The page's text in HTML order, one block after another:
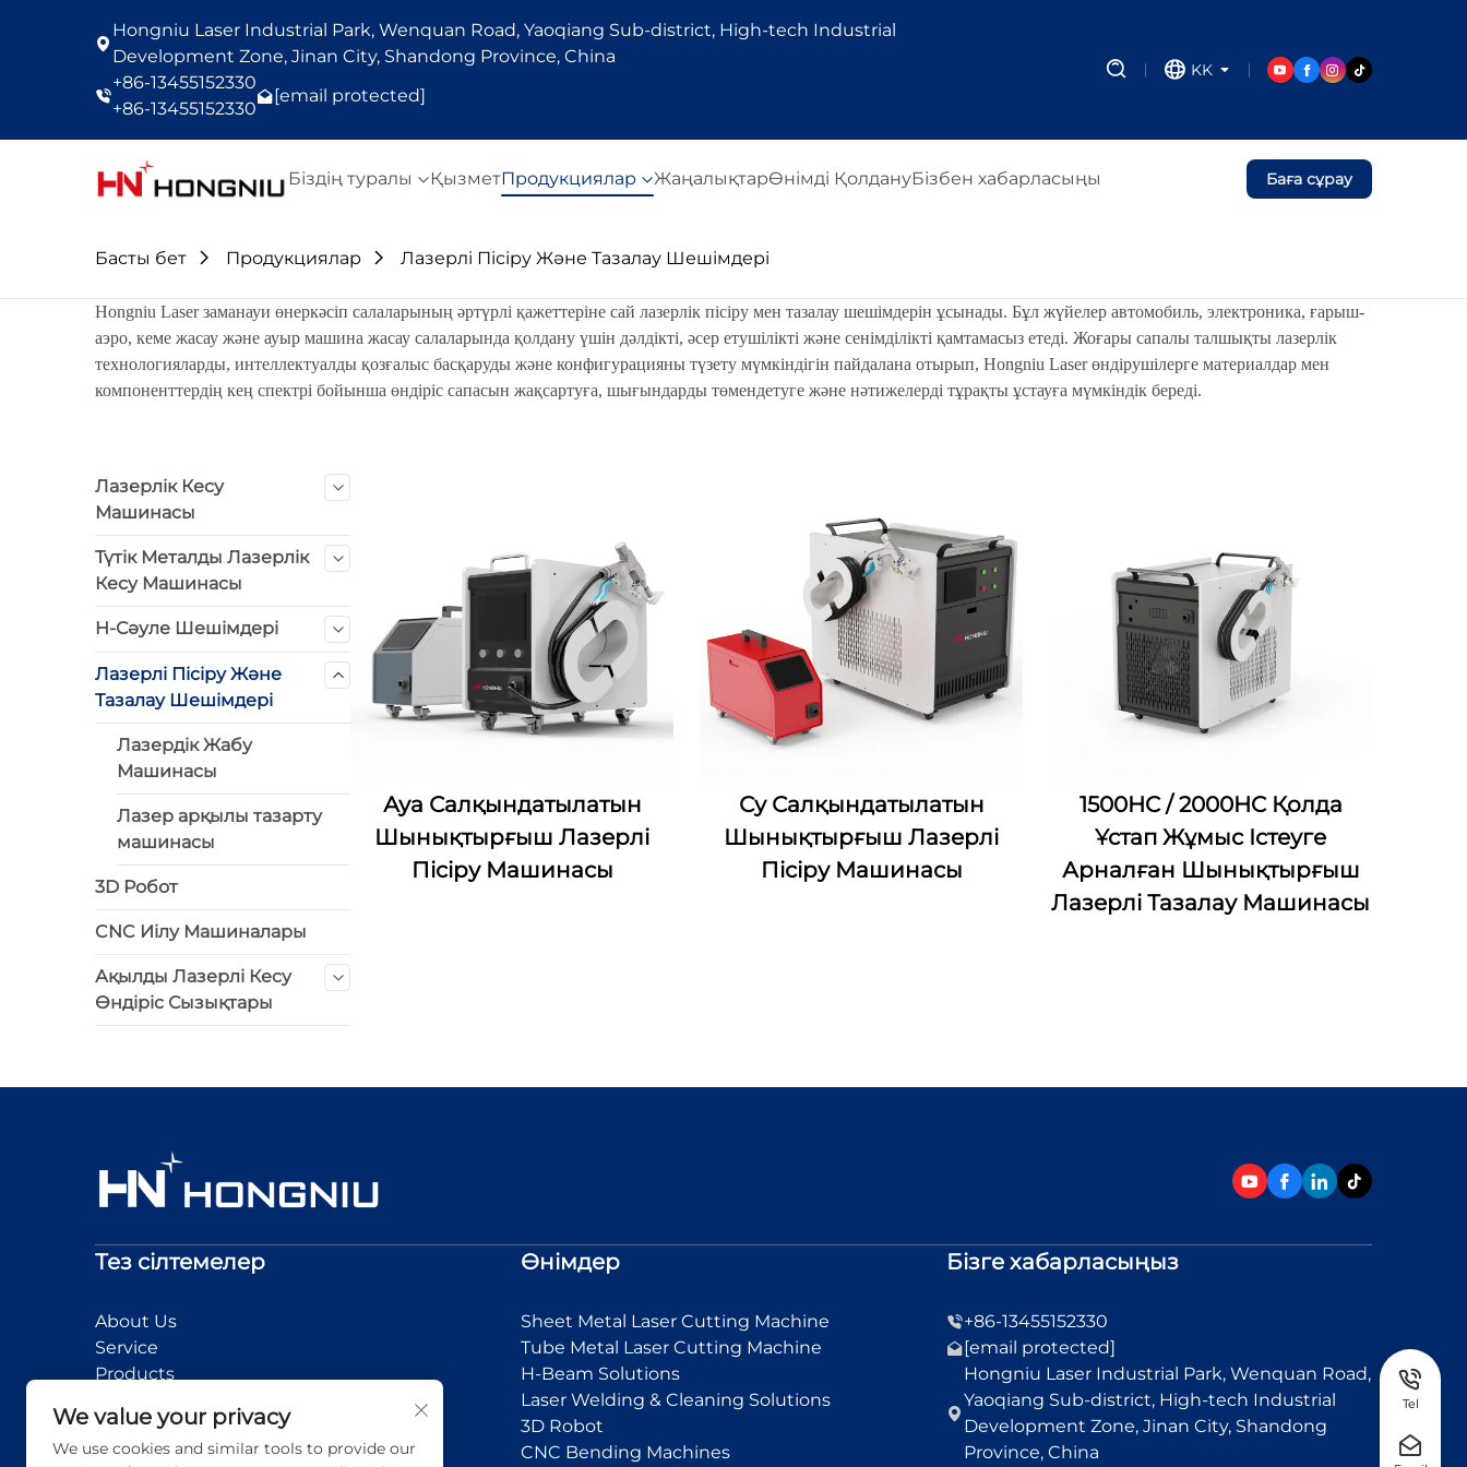
Hongniu Laser Industrial Park, Wenquan Road, Yaoqiang Sub-district, High-tech Industrial
Development Zone, Jinan City, Shandong Province, China
+86-13455152330
+86-13455152330
[email protected]
KK
Біздің туралы ҚызметПродукциялар ЖаңалықтарӨнімді ҚолдануБізбен хабарласыңы Баға сұрау
Басты бет Продукциялар Лазерлі Пісіру Және Тазалау Шешімдері
Hongniu Laser заманауи өнеркәсіп салаларының әртүрлі қажеттеріне сай лазерлік пісіру мен тазалау шешімдерін ұсынады. Бұл жүйелер автомобиль, электроника, ғарыш-
аэро, кеме жасау және ауыр машина жасау салаларында қолдану үшін дәлдікті, әсер етушілікті және сенімділікті қамтамасыз етеді. Жоғары сапалы талшықты лазерлік
технологияларды, интеллектуалды қозғалыс басқаруды және конфигурацияны түзету мүмкіндігін пайдалана отырып, Hongniu Laser өндірушілерге материалдар мен
компоненттердің кең спектрі бойынша өндіріс сапасын жақсартуға, шығындарды төмендетуге және нәтижелерді тұрақты ұстауға мүмкіндік береді.
Лазерлік Кесу
Машинасы
Түтік Металды Лазерлік
Кесу Машинасы
H-Сәуле Шешімдері
Лазерлі Пісіру Және
Тазалау Шешімдері
Лазердік Жабу
Машинасы
Лазер арқылы тазарту
машинасы
3D Робот
CNC Иілу Машиналары
Ақылды Лазерлі Кесу
Өндіріс Сызықтары
Ауа Салқындатылатын
Шынықтырғыш Лазерлі
Пісіру Машинасы
Су Салқындатылатын
Шынықтырғыш Лазерлі
Пісіру Машинасы
1500HC / 2000HC Қолда
Ұстап Жұмыс Істеуге
Арналған Шынықтырғыш
Лазерлі Тазалау Машинасы
Тез сілтемелер
About Us
Service
Products
Application
Contact Us
Өнімдер
Sheet Metal Laser Cutting Machine
Tube Metal Laser Cutting Machine
H-Beam Solutions
Laser Welding & Cleaning Solutions
3D Robot
CNC Bending Machines
Бізге хабарласыңыз
+86-13455152330
[email protected]
Hongniu Laser Industrial Park, Wenquan Road,
Yaoqiang Sub-district, High-tech Industrial
Development Zone, Jinan City, Shandong
Province, China
Tel
We value your privacy
We use cookies and similar tools to provide our